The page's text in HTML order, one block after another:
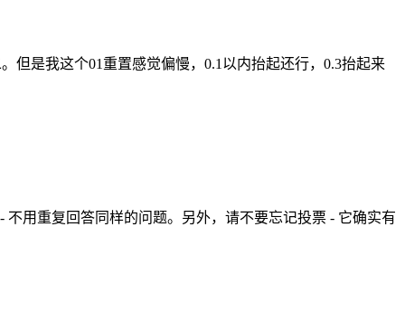
但是我这个01重置感觉偏慢，0.1以内抬起还行，0.3抬起来
不用重复回答同样的问题。另外，请不要忘记投票 - 它确实有